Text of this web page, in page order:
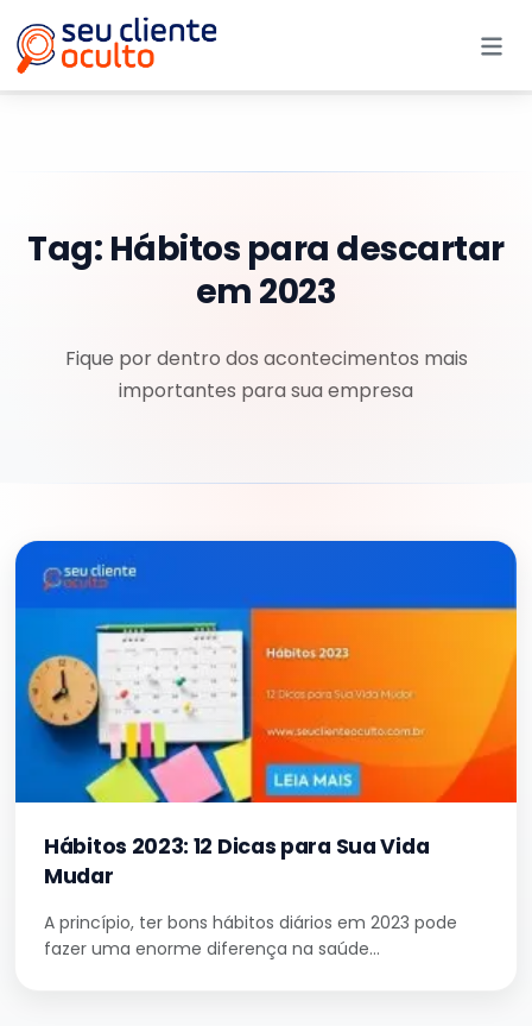
Tag: Hábitos para descartar
em 2023
Fique por dentro dos acontecimentos mais
importantes para sua empresa
Hábitos 2023: 12 Dicas para Sua Vida
Mudar
A princípio, ter bons hábitos diários em 2023 pode
fazer uma enorme diferença na saúde…